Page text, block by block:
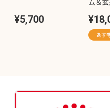
¥5,700
ム＆